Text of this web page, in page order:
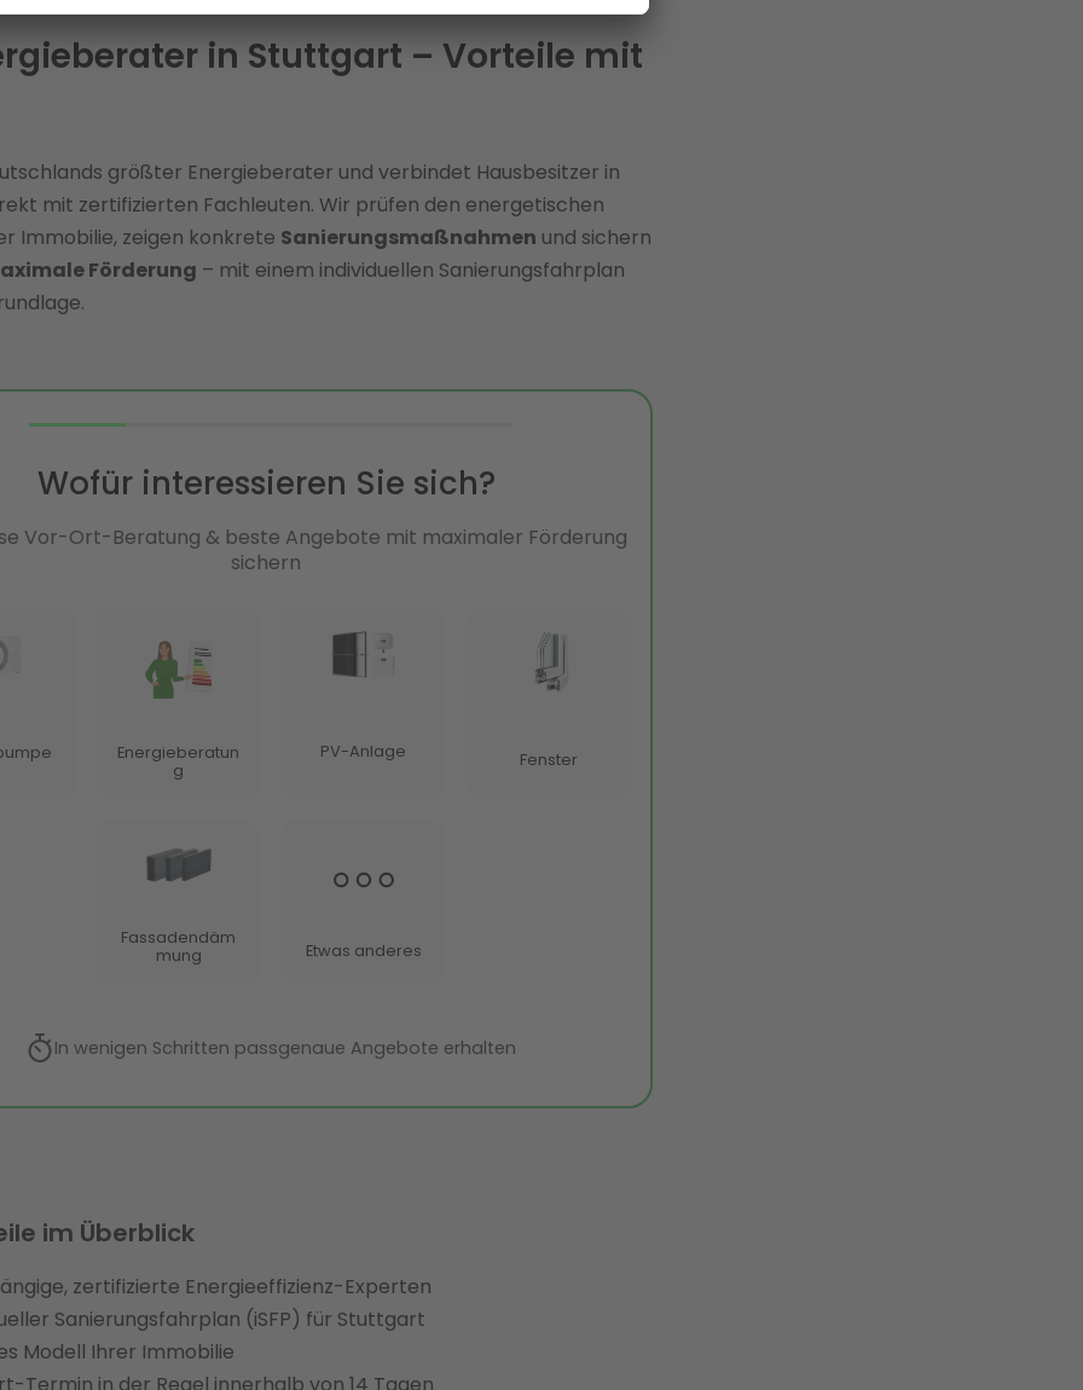
in Stuttgart – Vorteile mit
größter Energieberater und verbindet Hausbesitzer in
mit zertifizierten Fachleuten. Wir prüfen den energetischen
Immobilie, zeigen konkrete Sanierungsmaßnahmen und sichern
Förderung – mit einem individuellen Sanierungsfahrplan
im Überblick
zertifizierte Energieeffizienz-Experten
Sanierungsfahrplan (iSFP) für Stuttgart
Modell Ihrer Immobilie